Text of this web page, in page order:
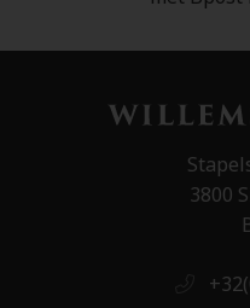
3800